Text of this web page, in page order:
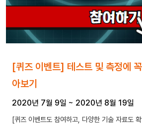
[퀴즈 이벤트] 테스트 및 측정에
아보기
2020년 7월 9일 ~ 2020년 8월 19일
[퀴즈 이벤트도 참여하고, 다양한 기술 자료도